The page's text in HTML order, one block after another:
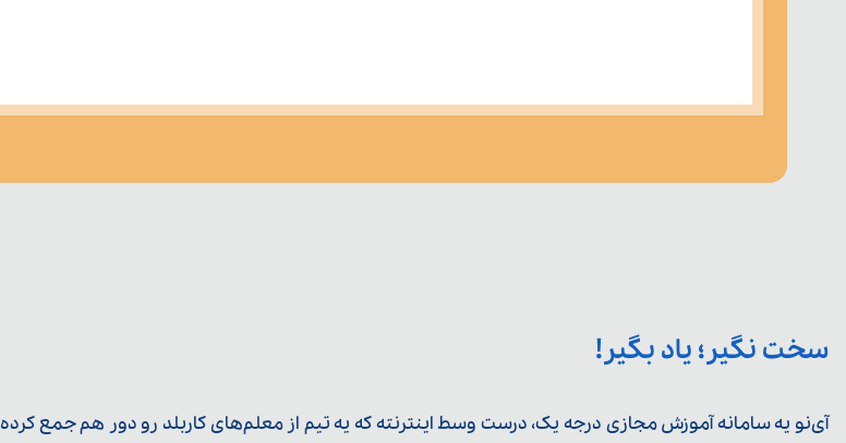
سخت نگیر؛ یاد بگیر!
آی‌نو یه سامانه آموزش مجازی درجه یک، درست وسط اینترنته که یه تیم از معلم‌‌های کاربلد رو دور هم جمع کرده